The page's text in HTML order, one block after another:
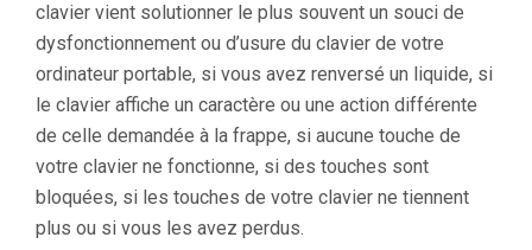
clavier vient solutionner le plus souvent un souci de
dysfonctionnement ou d’usure du clavier de votre
ordinateur portable, si vous avez renversé un liquide, si
le clavier affiche un caractère ou une action différente
de celle demandée à la frappe, si aucune touche de
votre clavier ne fonctionne, si des touches sont
bloquées, si les touches de votre clavier ne tiennent
plus ou si vous les avez perdus.